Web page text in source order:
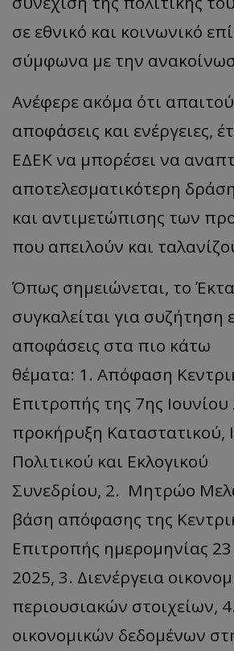
σε εθνικό και κοινωνικό
σύμφωνα με την
Ανέφερε ακόμα ότι
αποφάσεις και ενέργειες,
ΕΔΕΚ να μπορέσει να
αποτελεσματικότερη
και αντιμετώπισης των
που απειλούν και
Όπως σημειώνεται, το
συγκαλείται για συζήτηση
αποφάσεις στα πιο κάτω
θέματα: 1. Απόφαση
Επιτροπής της 7ης
προκήρυξη Καταστατικού,
Πολιτικού και Εκλογικού
Συνεδρίου, 2. Μητρώο
βάση απόφασης της
Επιτροπής ημερομηνίας 23
2025, 3. Διενέργεια
περιουσιακών στοιχείων,
οικονομικών δεδομένων